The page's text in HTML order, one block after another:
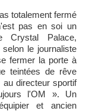
totalement fermé
pas en soi un
Crystal Palace,
le journaliste
fermer la porte à
teintées de rêve
directeur sportif
l'OM ». Un
et ancien